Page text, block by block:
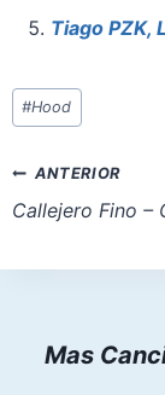
Tiago PZK,
Etiquetas
de
entrada:
#Hood
Navegación
de
ANTERIOR
Callejero Fino –
Mas